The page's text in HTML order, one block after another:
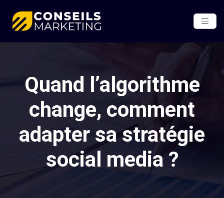
Quand l’algorithme
change, comment
adapter sa stratégie
social media ?